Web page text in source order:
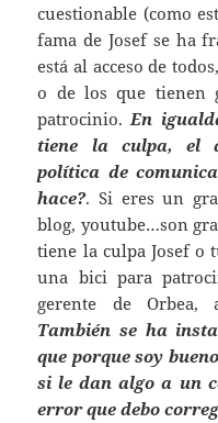
cuestionable (como
fama de Josef se ha
está al acceso de
o de los que tienen
patrocinio.En
tiene la culpa, el
política de
hace?. Si eres un
blog, youtube…son
tiene la culpa Josef o
una bici para
gerente de Orbea,
También se ha
que porque soy
si le dan algo a un
error que debo